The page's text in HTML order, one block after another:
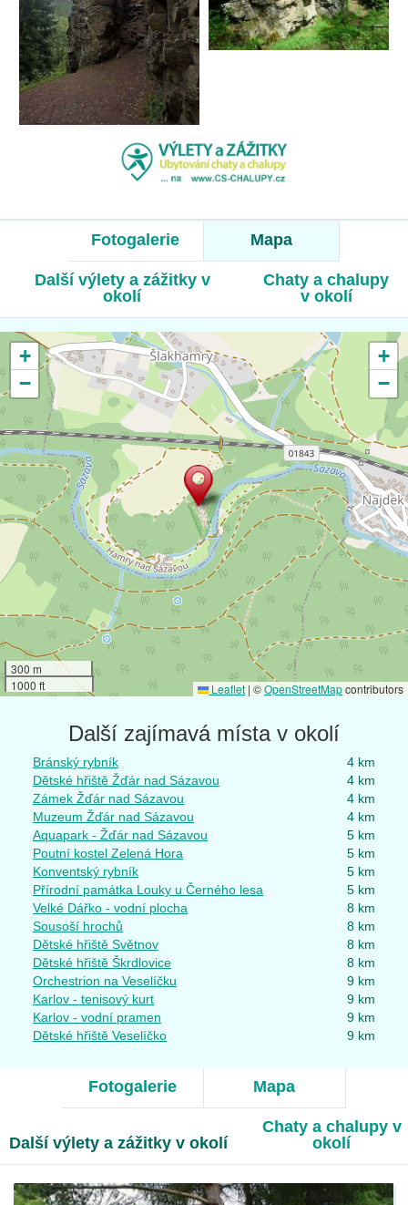
Fotogalerie Mapa
Další výlety a zážitky v
okolí
Chaty a chalupy
v okolí
+
−
+
−
300 m
1000 ft
Leaflet | ©OpenStreetMapcontributors
Další zajímavá místa v okolí
Bránský rybník
4 km
Dětské hřiště Žďár nad Sázavou
4 km
Zámek Žďár nad Sázavou
4 km
Muzeum Žďár nad Sázavou
4 km
Aquapark - Žďár nad Sázavou
5 km
Poutní kostel Zelená Hora
5 km
Konventský rybník
5 km
Přírodní památka Louky u Černého lesa
5 km
Velké Dářko - vodní plocha
8 km
Sousoší hrochů
8 km
Dětské hřiště Světnov
8 km
Dětské hřiště Škrdlovice
8 km
Orchestrion na Veselíčku
9 km
Karlov - tenisový kurt
9 km
Karlov - vodní pramen
9 km
Dětské hřiště Veselíčko
9 km
Fotogalerie Mapa
Další výlety a zážitky v okolí
Chaty a chalupy v
okolí